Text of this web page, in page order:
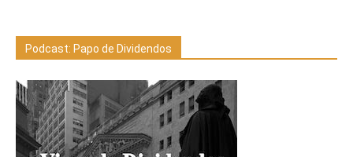
Podcast: Papo de Dividendos